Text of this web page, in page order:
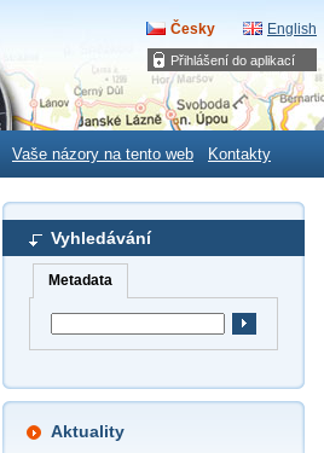
Přihlášení do aplikací
Česky English
Vaše názory na tento web Kontakty
Vyhledávání
Metadata
Aktuality